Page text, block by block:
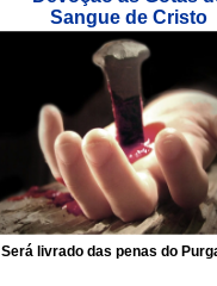
Sangue de Cristo
Será livrado das penas do